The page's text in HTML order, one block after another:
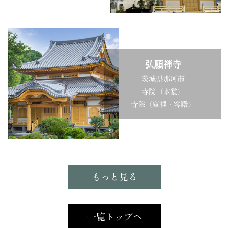
弘願禅寺
茨城県那珂市
寺院（本堂）
寺院（庫裡・客殿）
もっと見る
一覧トップへ